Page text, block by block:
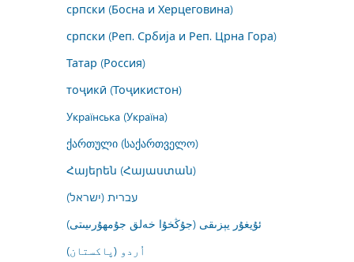
српски (Босна и Херцеговина)
српски (Реп. Србија и Реп. Црна Гора)
Татар (Россия)
тоҷикӣ (Тоҷикистон)
Українська (Україна)
ქართული (საქართველო)
Հայերեն (Հայաստան)
עברית (ישראל)
ئۇيغۇر يېزىقى (جۇڭخۇا خەلق جۇمھۇرىيىتى)
اُردو (پاکستان)